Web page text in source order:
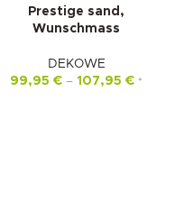
Prestige sand,
Wunschmass
DEKOWE
99,95 € – 107,95 € *